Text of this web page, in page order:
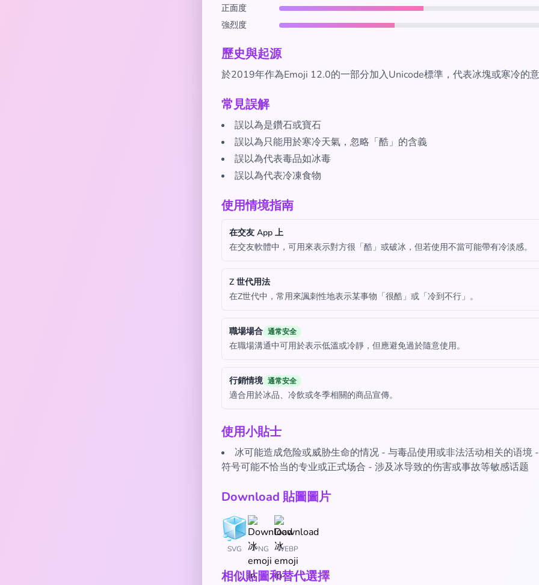
正面度
強烈度
歷史與起源
於2019年作為Emoji 12.0的一部分加入Unicode標準，代表冰塊或寒冷的
常見誤解
誤以為是鑽石或寶石
誤以為只能用於寒冷天氣，忽略「酷」的含義
誤以為代表毒品如冰毒
誤以為代表冷凍食物
使用情境指南
在交友 App 上
在交友軟體中，可用來表示對方很「酷」或破冰，但若使用不當可能帶有冷淡感。
Z 世代用法
在Z世代中，常用來諷刺性地表示某事物「很酷」或「冷到不行」。
職場場合 通常安全
在職場溝通中可用於表示低溫或冷靜，但應避免過於隨意使用。
行銷情境 通常安全
適合用於冰品、冷飲或冬季相關的商品宣傳。
使用小貼士
冰可能造成危险或威胁生命的情况 - 与毒品使用或非法活动相关的语境
符号可能不恰当的专业或正式场合 - 涉及冰导致的伤害或事故等敏感话题
Download 貼圖圖片
SVG PNG WEBP
相似貼圖和替代選擇